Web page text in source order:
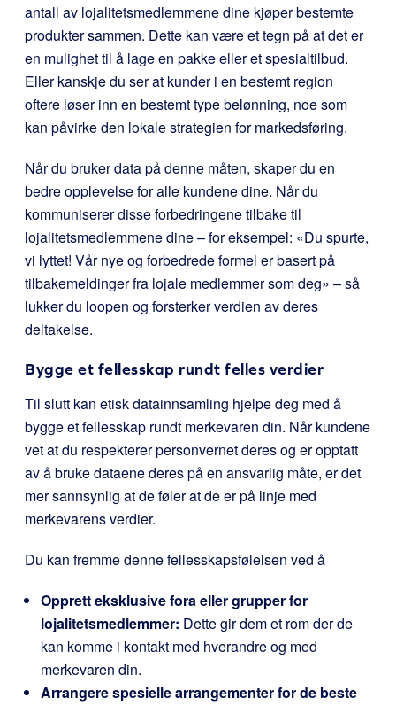
antall av lojalitetsmedlemmene dine kjøper bestemte
produkter sammen. Dette kan være et tegn på at det er
en mulighet til å lage en pakke eller et spesialtilbud.
Eller kanskje du ser at kunder i en bestemt region
oftere løser inn en bestemt type belønning, noe som
kan påvirke den lokale strategien for markedsføring.
Når du bruker data på denne måten, skaper du en
bedre opplevelse for alle kundene dine. Når du
kommuniserer disse forbedringene tilbake til
lojalitetsmedlemmene dine – for eksempel: «Du spurte,
vi lyttet! Vår nye og forbedrede formel er basert på
tilbakemeldinger fra lojale medlemmer som deg» – så
lukker du loopen og forsterker verdien av deres
deltakelse.
Bygge et fellesskap rundt felles verdier
Til slutt kan etisk datainnsamling hjelpe deg med å
bygge et fellesskap rundt merkevaren din. Når kundene
vet at du respekterer personvernet deres og er opptatt
av å bruke dataene deres på en ansvarlig måte, er det
mer sannsynlig at de føler at de er på linje med
merkevarens verdier.
Du kan fremme denne fellesskapsfølelsen ved å
Opprett eksklusive fora eller grupper for
lojalitetsmedlemmer: Dette gir dem et rom der de
kan komme i kontakt med hverandre og med
merkevaren din.
Arrangere spesielle arrangementer for de beste